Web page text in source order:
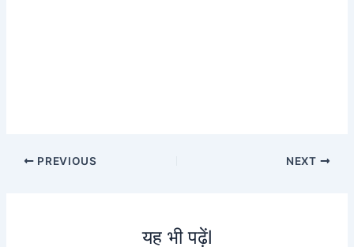
PREVIOUS NEXT
यह भी पढ़ेंl